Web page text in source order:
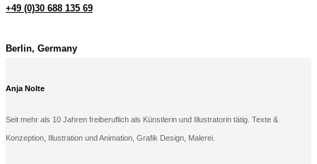
+49 (0)30 688 135 69
Berlin, Germany
Anja Nolte
Seit mehr als 10 Jahren freiberuflich als Künstlerin und Illustratorin tätig. Texte &
Konzeption, Illustration und Animation, Grafik Design, Malerei.